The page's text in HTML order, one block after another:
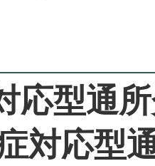
応型通
対応型